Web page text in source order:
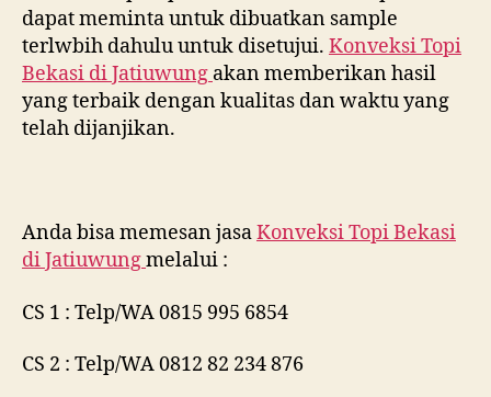
dapat meminta untuk dibuatkan sample
terlwbih dahulu untuk disetujui. Konveksi Topi
Bekasi diJatiuwung akan memberikan hasil
yang terbaik dengan kualitas dan waktu yang
telah dijanjikan.
Anda bisa memesan jasaKonveksi Topi Bekasi
diJatiuwungmelalui :
CS 1 : Telp/WA 0815 995 6854
CS 2 : Telp/WA 0812 82 234 876